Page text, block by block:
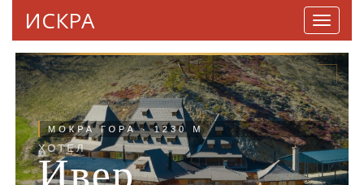
ИСКРА